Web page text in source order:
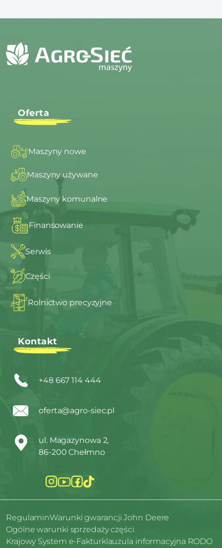
Oferta
Maszyny nowe
Maszyny używane
Maszyny komunalne
Finansowanie
Serwis
Części
Rolnictwo precyzyjne
Kontakt
+48 667 114 444
oferta@agro-siec.pl
ul. Magazynowa 2,
86-200 Chełmno
RegulaminWarunki gwarancji John Deere
Ogólne warunki sprzedaży części
Krajowy System e-Fakturklauzula informacyjna RODO